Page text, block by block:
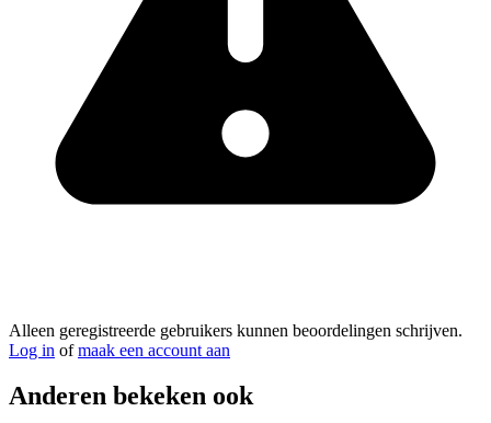
Alleen geregistreerde gebruikers kunnen beoordelingen schrijven.
Log in ofmaak een account aan
Anderen bekeken ook